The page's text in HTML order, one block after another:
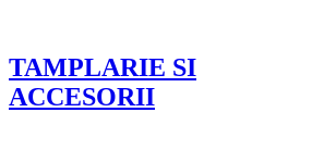
TAMPLARIE SI
ACCESORII